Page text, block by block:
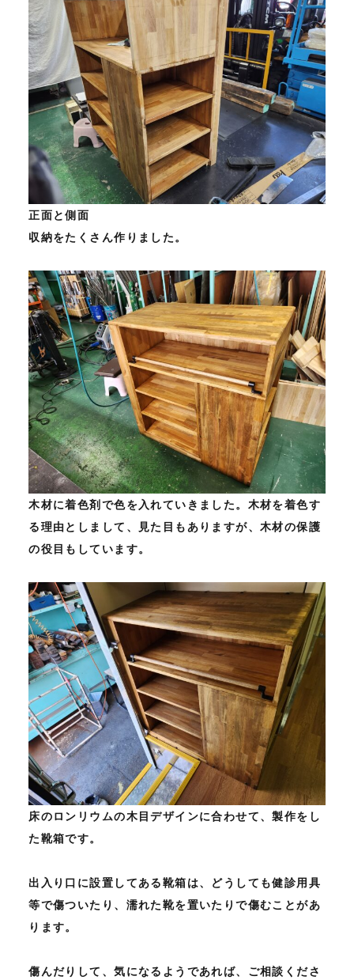
正面と側面
収納をたくさん作りました。
木材に着色剤で色を入れていきました。木材を着色す
る理由としまして、見た目もありますが、木材の保護
の役目もしています。
床のロンリウムの木目デザインに合わせて、製作をし
た靴箱です。
出入り口に設置してある靴箱は、どうしても健診用具
等で傷ついたり、濡れた靴を置いたりで傷むことがあ
ります。
傷んだりして、気になるようであれば、ご相談くださ